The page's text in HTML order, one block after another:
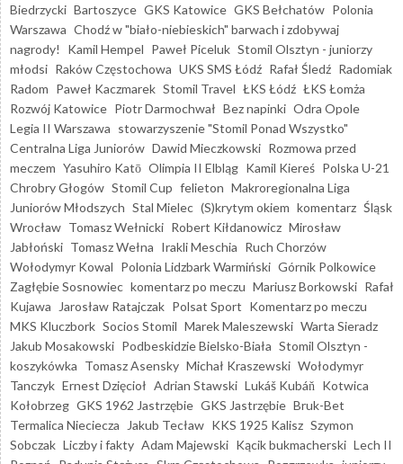
Biedrzycki Bartoszyce GKS Katowice GKS Bełchatów Polonia
Warszawa Chodź w "biało-niebieskich" barwach i zdobywaj
nagrody!
Kamil Hempel Paweł Piceluk Stomil Olsztyn - juniorzy
młodsi Raków Częstochowa UKS SMS Łódź Rafał Śledź Radomiak
Radom Paweł Kaczmarek Stomil Travel ŁKS Łódź ŁKS Łomża
Rozwój Katowice Piotr Darmochwał Bez napinki Odra Opole
Legia II Warszawa stowarzyszenie "Stomil Ponad Wszystko"
Centralna Liga Juniorów Dawid Mieczkowski Rozmowa przed
meczem Yasuhiro Katō Olimpia II Elbląg Kamil Kiereś Polska U-21
Chrobry Głogów Stomil Cup felieton Makroregionalna Liga
Juniorów Młodszych Stal Mielec (S)krytym okiem komentarz Śląsk
Wrocław Tomasz Wełnicki Robert Kiłdanowicz Mirosław
Jabłoński Tomasz Wełna Irakli Meschia Ruch Chorzów
Wołodymyr Kowal Polonia Lidzbark Warmiński Górnik Polkowice
Zagłębie Sosnowiec komentarz po meczu Mariusz Borkowski Rafał
Kujawa
Jarosław Ratajczak Polsat Sport Komentarz po meczu
MKS Kluczbork Socios Stomil Marek Maleszewski Warta Sieradz
Jakub Mosakowski Podbeskidzie Bielsko-Biała Stomil Olsztyn -
koszykówka Tomasz Asensky Michał Kraszewski Wołodymyr
Tanczyk Ernest Dzięcioł Adrian Stawski Lukáš Kubáň Kotwica
Kołobrzeg GKS 1962 Jastrzębie GKS Jastrzębie Bruk-Bet
Termalica Nieciecza
Jakub Tecław KKS 1925 Kalisz Szymon
Sobczak Liczby i fakty Adam Majewski Kącik bukmacherski Lech II